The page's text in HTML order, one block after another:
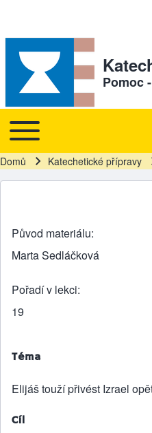
Pomoc
Hlavní navigace
Toggle main menu
Drobečková navigace
Domů Katechetické přípravy
Původ materiálu
Marta Sedláčková
Pořadí v lekci
19
Téma
Elijáš touží přivést Izrael
Cíl